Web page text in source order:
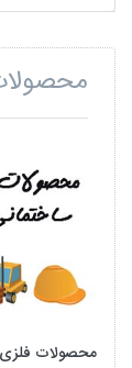
محصولات